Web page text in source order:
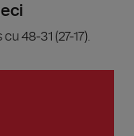
48-31 (27-17).